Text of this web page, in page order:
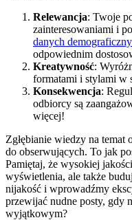
Relewancja: Twoje
zainteresowaniami i
danych
odpowiednim
Kreatywność:
formatami i stylami w
Konsekwencja:
odbiorcy są
więcej!
Zgłębianie wiedzy na temat
do obserwujących. To jak
Pamiętaj, że wysokiej
wyświetlenia, ale także
nijakość i wprowadźmy
przewijać nudne posty, gdy
wyjątkowym?